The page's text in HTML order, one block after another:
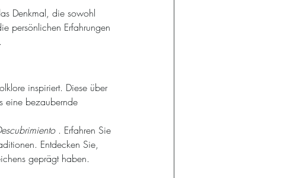
Denkmal, die sowohl
persönlichen Erfahrungen
inspiriert. Diese über
eine bezaubernde
. Erfahren Sie
Entdecken Sie,
geprägt haben.